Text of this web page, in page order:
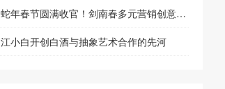
蛇年春节圆满收官！剑南春多元营销创意，谱写家国同春新篇章
江小白开创白酒与抽象艺术合作的先河